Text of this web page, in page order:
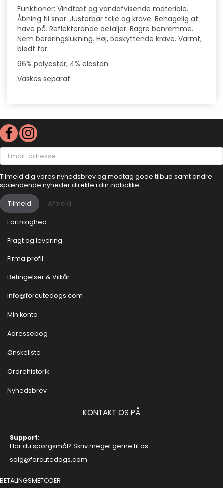
Funktioner: Vindtæt og vandafvisende materiale.
Åbning til snor. Justerbar talje og krave. Behagelig at
have på. Reflekterende detaljer. Bagre benremme.
Nem berøringslukning. Høj, beskyttende krave. Varmt,
blødt for.
96% polyester, 4% elastan
Vaskes separat.
Email-
adresse
Tilmeld dig vores nyhedsbrev og modtag gode tilbud samt andre
spændende nyheder direkte i din indbakke.
Tilmeld Afmeld
Fortrolighed
Fragt og levering
Firma profil
Betingelser & Vilkår
info@forcutedogs.com
Min konto
Adressebog
Ønskeliste
Ordrehistorik
Nyhedsbrev
KONTAKT OS PÅ
Support:
Har du spørgsmål? Skriv meget gerne til os:
salg@forcutedogs.com
BETALINGSMETODER